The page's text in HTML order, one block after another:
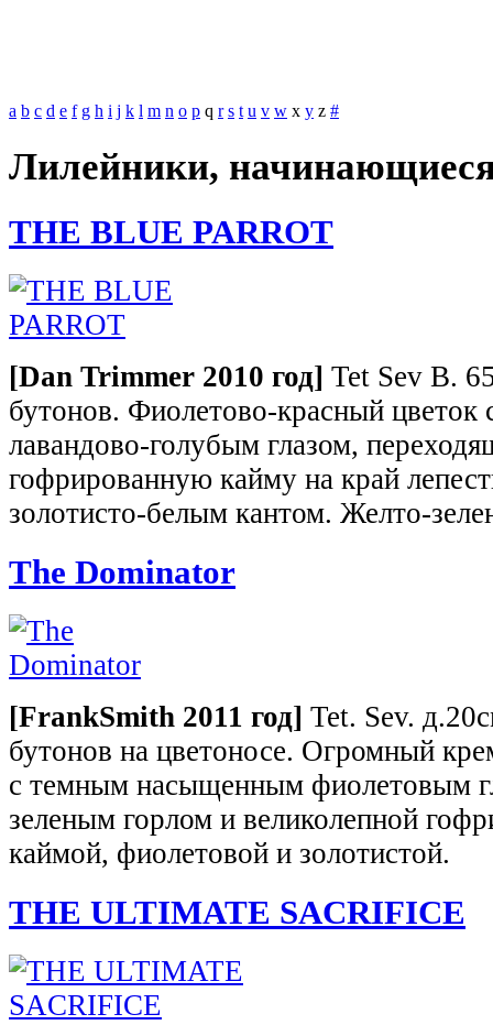
a b c d e f g h i j k l m n o p q r s t u v w x y z #
Лилейники,
THE BLUE PARROT
[Dan Trimmer 2010 год] Tet Sev В.
бутонов. Фиолетово-красный цветок
лавандово-голубым глазом,
гофрированную кайму на край
золотисто-белым кантом. Желто-
The Dominator
[FrankSmith 2011 год] Tet. Sev.
бутонов на цветоносе. Огромный
с темным насыщенным фиолетовым
зеленым горлом и великолепной
каймой, фиолетовой и золотистой.
THE ULTIMATE SACRIFICE